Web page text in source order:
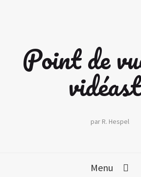
Point de
par R. Hespel
Menu